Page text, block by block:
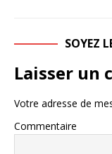
SOYEZ
Laisser un
Votre adresse de
Commentaire